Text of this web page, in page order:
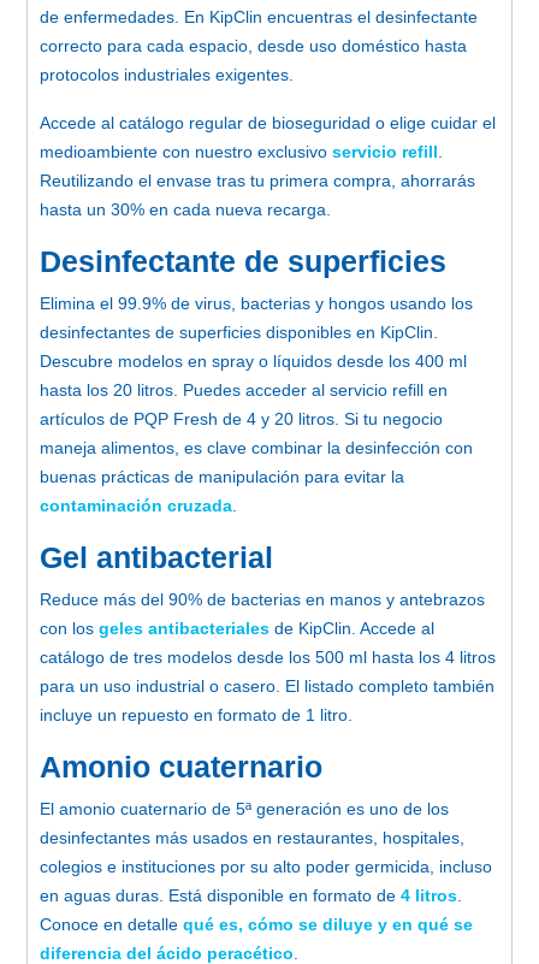
de enfermedades. En KipClin encuentras el desinfectante
correcto para cada espacio, desde uso doméstico hasta
protocolos industriales exigentes.
Accede al catálogo regular de bioseguridad o elige cuidar el
medioambiente con nuestro exclusivo servicio refill
Reutilizando el envase tras tu primera compra, ahorrarás
hasta un 30% en cada nueva recarga.
Desinfectante de superficies
Elimina el 99.9% de virus, bacterias y hongos usando los
desinfectantes de superficies disponibles en KipClin.
Descubre modelos en spray o líquidos desde los 400 ml
hasta los 20 litros. Puedes acceder al servicio refill en
artículos de PQP Fresh de 4 y 20 litros. Si tu negocio
maneja alimentos, es clave combinar la desinfección con
buenas prácticas de manipulación para evitar la
contaminación cruzada
Gel antibacterial
Reduce más del 90% de bacterias en manos y antebrazos
con los geles antibacteriales de KipClin. Accede al
catálogo de tres modelos desde los 500 ml hasta los 4 litros
para un uso industrial o casero. El listado completo también
incluye un repuesto en formato de 1 litro.
Amonio cuaternario
El amonio cuaternario de 5ª generación es uno de los
desinfectantes más usados en restaurantes, hospitales,
colegios e instituciones por su alto poder germicida, incluso
en aguas duras. Está disponible en formato de 4 litros
Conoce en detalle qué es, cómo se diluye y en qué se
diferencia del ácido peracético